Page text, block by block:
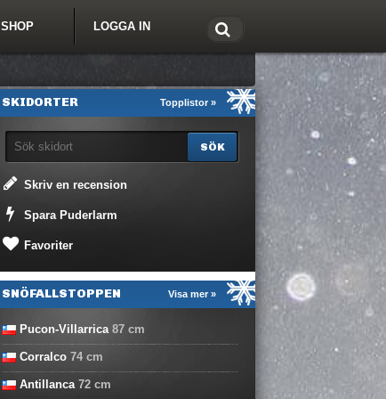
LOGGA IN
SHOP
Topplistor »
SKIDORTER
Skriv en recension
Spara Puderlarm
Favoriter
Visa mer »
SNÖFALLSTOPPEN
Pucon-Villarrica87 cm
Corralco 74 cm
Antillanca72 cm